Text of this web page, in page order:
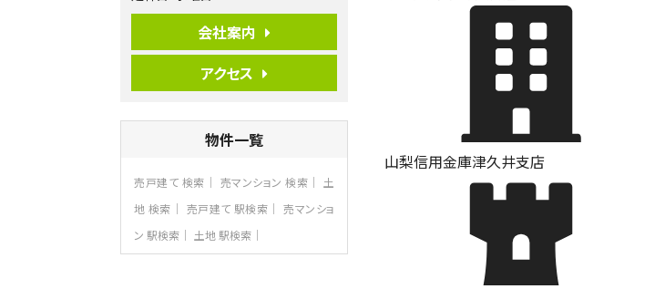
LDK約20帖とゆとりある広さ！WIC、SIC
の…
4ＬＤＫ
さがみ野駅
る広さ…
第8位
3,680万円
4ＬＤＫ
会社案内
アクセス
物件一覧
売戸建て 検索 売マンション 検索
土
地 検索
売戸建て 駅検索
売マンショ
ン 駅検索
土地 駅検索
山梨信用金庫津久井支店